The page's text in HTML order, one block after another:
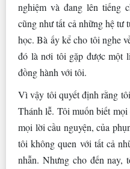
nghiệm và đang lên tiếng
cũng như tất cả những hệ tư
học. Bà ấy kể cho tôi nghe
đó là nơi tôi gặp được một
đồng hành với tôi.
Vì vậy tôi quyết định rằng
Thánh lễ. Tôi muốn biết
mọi lời cầu nguyện, của
tôi không quen với tất cả
nhẫn. Nhưng cho đến